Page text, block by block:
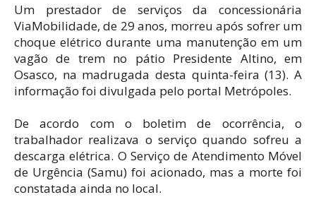
Um prestador de serviços da concessionária
ViaMobilidade, de 29 anos, morreu após sofrer um
choque elétrico durante uma manutenção em um
vagão de trem no pátio Presidente Altino, em
Osasco, na madrugada desta quinta-feira (13). A
informação foi divulgada pelo portal Metrópoles.
De acordo com o boletim de ocorrência, o
trabalhador realizava o serviço quando sofreu a
descarga elétrica. O Serviço de Atendimento Móvel
de Urgência (Samu) foi acionado, mas a morte foi
constatada ainda no local.